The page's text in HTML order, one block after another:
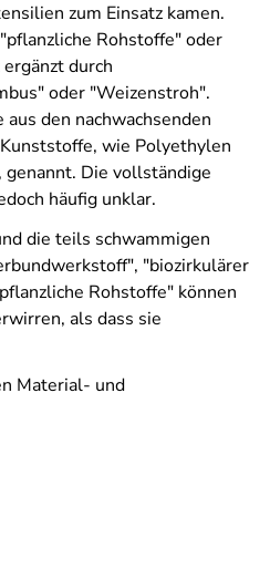
zum Einsatz kamen.
Rohstoffe" oder
durch
oder "Weizenstroh".
den nachwachsenden
wie Polyethylen
genannt. Die vollständige
häufig unklar.
die teils schwammigen
"biozirkulärer
Rohstoffe" können
als dass sie
Material- und